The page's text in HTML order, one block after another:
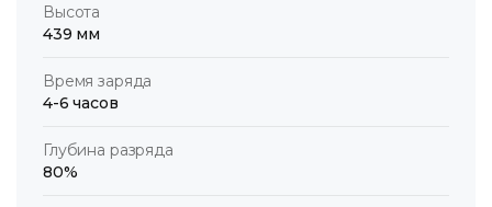
Высота
439 мм
Время заряда
4-6 часов
Глубина разряда
80%